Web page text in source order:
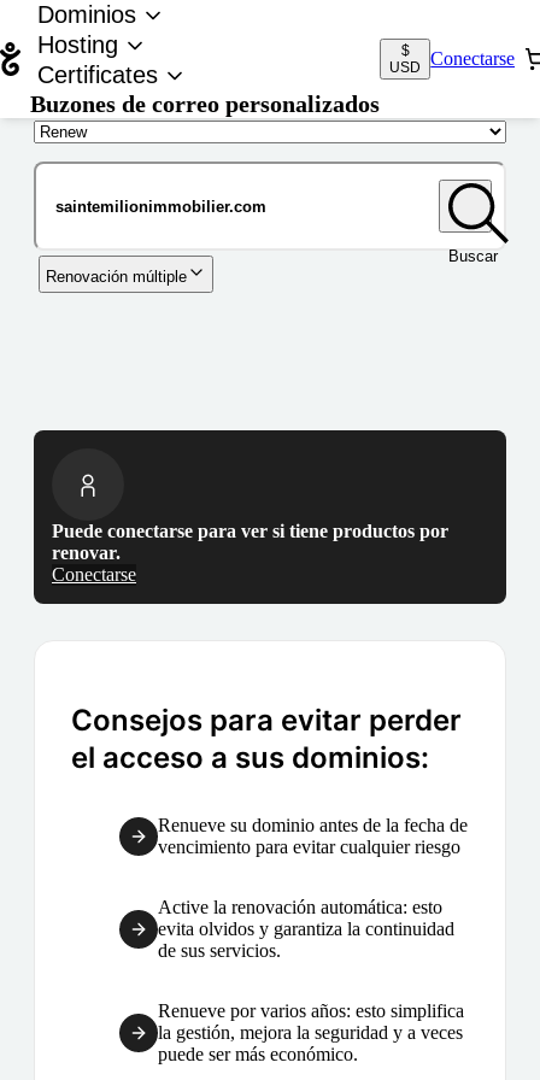
Dominios
Hosting
Certificates
Buzones de correo personalizados
$
USD
Conectarse
Buscar
Renovación múltiple
Puede conectarse para ver si tiene productos por
renovar.
Conectarse
Consejos para evitar perder
el acceso a sus dominios:
Renueve su dominio antes de la fecha de
vencimiento para evitar cualquier riesgo
Active la renovación automática: esto
evita olvidos y garantiza la continuidad
de sus servicios.
Renueve por varios años: esto simplifica
la gestión, mejora la seguridad y a veces
puede ser más económico.